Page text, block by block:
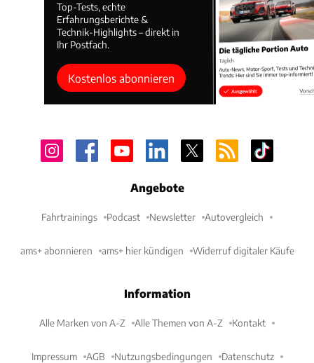
Top-Tests, echte
Erfahrungsberichte &
Technik-Highlights – direkt in
Ihr Postfach.
Kostenlos abonnieren
Angebote
Fahrtrainings Podcast Newsletter Autovergleich
ams+ abonnieren ams+ hier kündigen Widerruf digitaler Käufe
Information
Alle Marken von A-Z Alle Themen von A-Z Kontakt
Impressum AGB Nutzungsbedingungen Datenschutz